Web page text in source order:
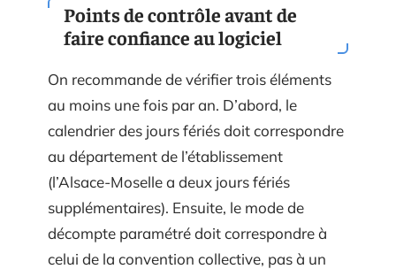
Points de contrôle avant de
faire confiance au logiciel
On recommande de vérifier trois éléments
au moins une fois par an. D’abord, le
calendrier des jours fériés doit correspondre
au département de l’établissement
(l’Alsace-Moselle a deux jours fériés
supplémentaires). Ensuite, le mode de
décompte paramétré doit correspondre à
celui de la convention collective, pas à un